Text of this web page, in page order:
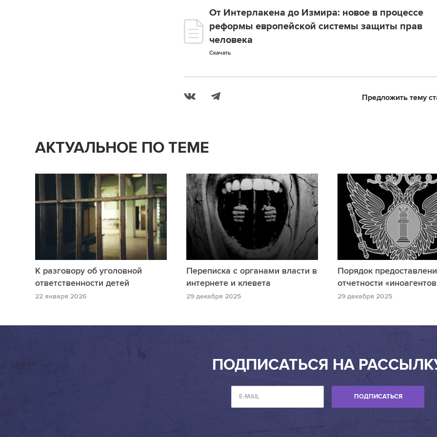
От Интерлакена до Измира: новое в процессе
реформы европейской системы защиты прав
человека
Скачать
Предложить тему
АКТУАЛЬНОЕ ПО ТЕМЕ
К разговору об уголовной
ответственности детей
22 января 2026
Переписка с органами власти в
интернете и клевета
29 декабря 2025
Порядок
отчетности
29 декабря 2025
ПОДПИСАТЬСЯ НА
ПОДПИСАТЬСЯ